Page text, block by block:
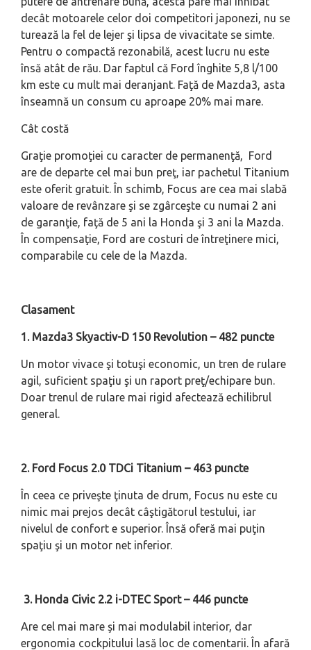
decât motoarele celor doi competitori japonezi, nu se
turează la fel de lejer şi lipsa de vivacitate se simte.
Pentru o compactă rezonabilă, acest lucru nu este
însă atât de rău. Dar faptul că Ford î­nghite 5,8 l/100
km este cu mult mai deranjant. Faţă de Mazda3, asta
î­nseamnă un consum cu aproape 20% mai mare.
Cât costă
Graţie promoţiei cu caracter de permanenţă, Ford
are de departe cel mai bun preţ, iar pachetul Titanium
este oferit gratuit. În schimb, Focus are cea mai slabă
valoare de revânzare şi se zgârceşte cu numai 2 ani
de garanţie, faţă de 5 ani la Honda şi 3 ani la Mazda.
În compensaţie, Ford are costuri de întreţinere mici,
comparabile cu cele de la Mazda.
Clasament
1. Mazda3 Skyactiv-D 150 Revolution – 482 puncte
Un motor vivace şi totuşi economic, un tren de rulare
agil, suficient spaţiu şi un raport preţ/echipare bun.
Doar trenul de rulare mai rigid afectează echilibrul
general.
2. Ford Focus 2.0 TDCi Titanium – 463 puncte
În ceea ce priveşte ţinuta de drum, Focus nu este cu
nimic mai prejos decât câştigătorul testului, iar
nivelul de confort e superior. Însă oferă mai puţin
spaţiu şi un motor net inferior.
3. Honda Civic 2.2 i-DTEC Sport – 446 puncte
Are cel mai mare şi mai modulabil interior, dar
ergonomia cockpitului lasă loc de comentarii. În afară